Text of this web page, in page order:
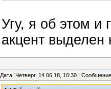
Угу, я об этом и
акцент выделен
Дата: Четверг, 14.06.18, 10:30 |